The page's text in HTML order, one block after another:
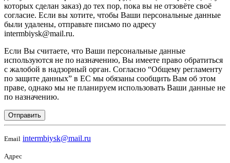
которых сделан заказ) до тех пор, пока вы не отзовёте своё
согласие. Если вы хотите, чтобы Ваши персональные данные
были удалены, отправьте письмо по адресу
intermbiysk@mail.ru.
Если Вы считаете, что Ваши персональные данные
используются не по назначению, Вы имеете право обратиться
с жалобой в надзорный орган. Согласно “Общему регламенту
по защите данных” в ЕС мы обязаны сообщить Вам об этом
праве, однако мы не планируем использовать Ваши данные не
по назначению.
Отправить
Email intermbiysk@mail.ru
Адрес